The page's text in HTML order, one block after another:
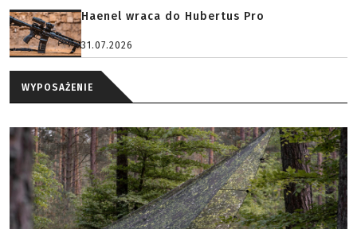
Haenel wraca do Hubertus Pro
31.07.2026
WYPOSAŻENIE